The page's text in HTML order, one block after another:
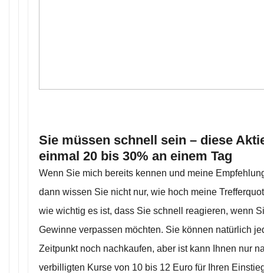
Sie müssen schnell sein – diese
einmal 20 bis 30% an einem Tag
Wenn Sie mich bereits kennen und meine
dann wissen Sie nicht nur, wie hoch meine
wie wichtig es ist, dass Sie schnell reagieren, wenn
Gewinne verpassen möchten. Sie können natürlich
Zeitpunkt noch nachkaufen, aber ist kann Ihnen nur
verbilligten Kurse von 10 bis 12 Euro für Ihren